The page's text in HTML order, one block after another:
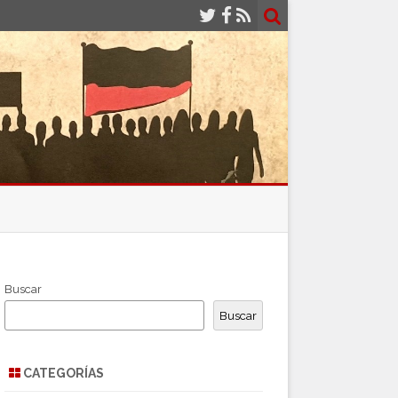
Buscar
Buscar
CATEGORÍAS